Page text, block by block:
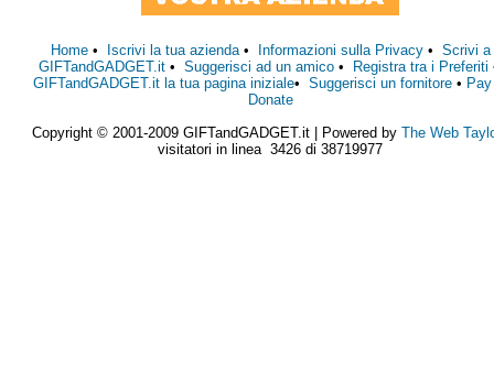
Home• Iscrivi la tua azienda• Informazioni sulla Privacy• Scrivi a
GIFTandGADGET.it• Suggerisci ad un amico• Registra tra i Preferiti
GIFTandGADGET.it la tua pagina iniziale• Suggerisci un fornitore •
Donate
Copyright © 2001-2009 GIFTandGADGET.it | Powered by The Web
visitatori in linea 3426 di 38719977